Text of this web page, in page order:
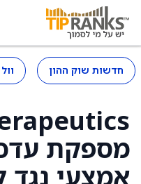
חדשות שוק ההון
מספקת
אמצעי נגד